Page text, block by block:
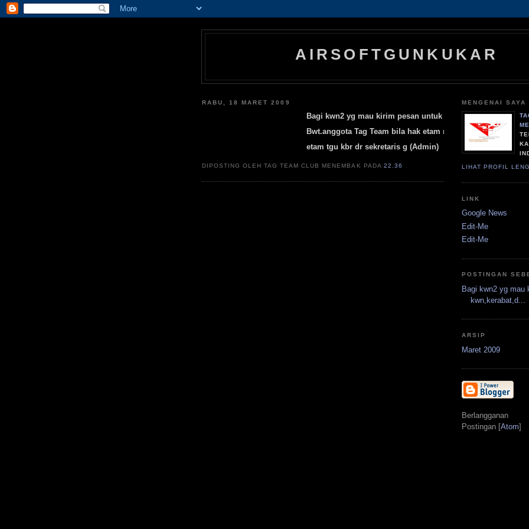
AIRSOFTGUNKUKAR
RABU, 18 MARET 2009
Bagi kwn2 yg mau kirim pesan untuk kwn,kerabat,densanak
Bwt.anggota Tag Team bila hak etam maen lagi (08115800631)
etam tgu kbr dr sekretaris g (Admin)
DIPOSTING OLEH TAG TEAM CLUB MENEMBAK PADA 22.36
MENGENAI SAYA
LIHAT PROFIL
LINK
Google News
Edit-Me
Edit-Me
POSTINGAN
Bagi kwn2 yg mau
kwn,kerabat,d...
ARSIP
Maret 2009
Berlangganan
Postingan [Atom]